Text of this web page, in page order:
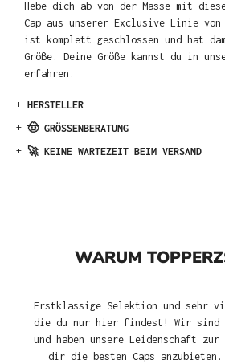
Hebe dich ab von der Masse mit
Cap aus unserer Exclusive Linie von
ist komplett geschlossen und hat
Größe. Deine Größe kannst du in
erfahren.
+ HERSTELLER
+ 🤠 GRÖSSENBERATUNG
+ 🚀 KEINE WARTEZEIT BEIM VERSAND
WARUM
Erstklassige Selektion und sehr
die du nur hier findest! Wir sind
und haben unsere Leidenschaft zur
dir die besten Caps